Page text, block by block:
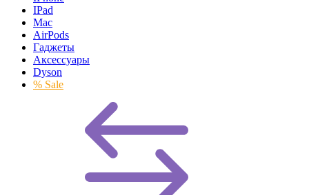
IPad
Mac
AirPods
Гаджеты
Аксессуары
Dyson
% Sale